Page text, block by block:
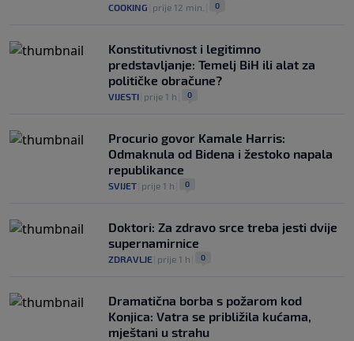
COOKING prije 12 min. 0
Konstitutivnost i legitimno
predstavljanje: Temelj BiH ili alat za
političke obračune?
VIJESTI prije 1 h 0
Procurio govor Kamale Harris:
Odmaknula od Bidena i žestoko napala
republikance
SVIJET prije 1 h 0
Doktori: Za zdravo srce treba jesti dvije
supernamirnice
ZDRAVLJE prije 1 h 0
Dramatična borba s požarom kod
Konjica: Vatra se približila kućama,
mještani u strahu